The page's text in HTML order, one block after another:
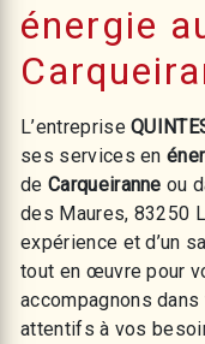
énergie
L’entreprise
ses services en
de Carqueiranne ou
des Maures, 83250
expérience et d’un
tout en œuvre pour
accompagnons
attentifs à vos